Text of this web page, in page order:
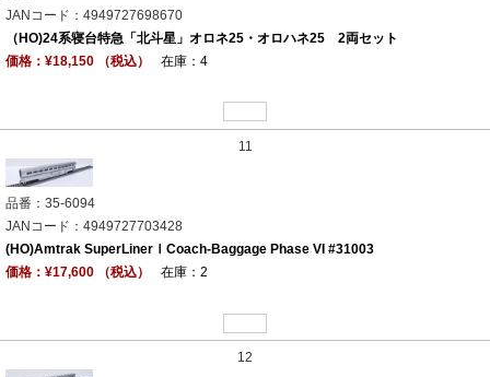
JANコード：4949727698670
（HO)24系寝台特急「北斗星」オロネ25・オロハネ25 2両セット
価格：¥18,150 （税込）
在庫：4
11
品番：35-6094
JANコード：4949727703428
(HO)Amtrak SuperLinerⅠCoach-Baggage Phase VI #31003
価格：¥17,600 （税込）
在庫：2
12